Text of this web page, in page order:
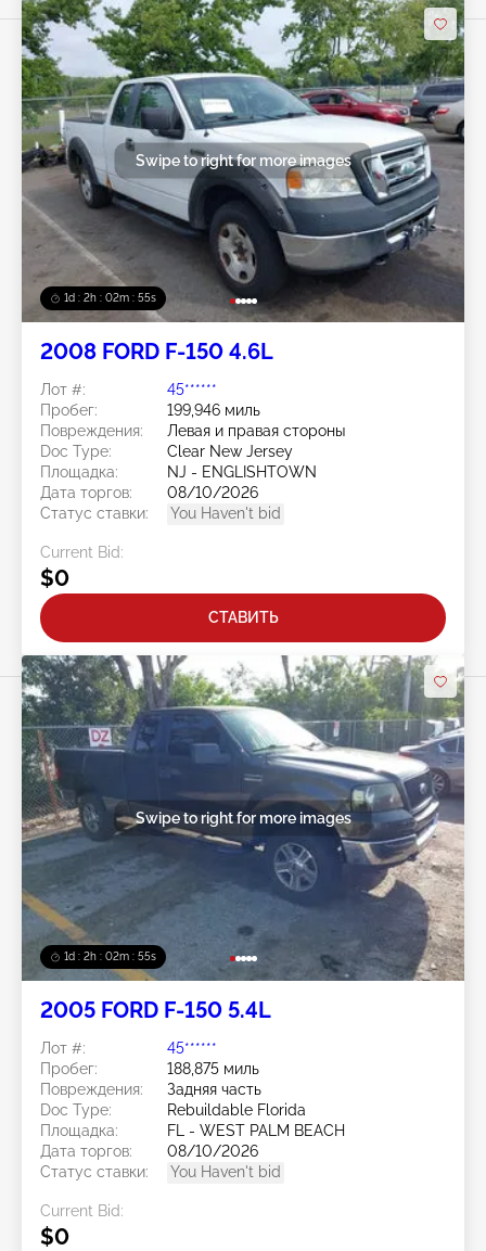
1d : 2h : 02m : 52s
Swipe to right for more images
2008 FORD F-150 4.6L
Лот #:
45******
Пробег:
199,946 миль
Повреждения:
Левая и правая стороны
Doc Type:
Clear New Jersey
Площадка:
NJ - ENGLISHTOWN
Дата торгов:
08/10/2026
Статус ставки:
You Haven't bid
Current Bid:
$0
СТАВИТЬ
1d : 2h : 02m : 52s
Swipe to right for more images
2005 FORD F-150 5.4L
Лот #:
45******
Пробег:
188,875 миль
Повреждения:
Задняя часть
Doc Type:
Rebuildable Florida
Площадка:
FL - WEST PALM BEACH
Дата торгов:
08/10/2026
Статус ставки:
You Haven't bid
Current Bid:
$0